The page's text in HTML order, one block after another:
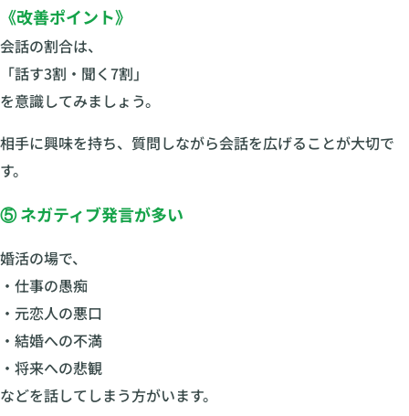
《改善ポイント》
会話の割合は、
「話す3割・聞く7割」
を意識してみましょう。
相手に興味を持ち、質問しながら会話を広げることが大切で
す。
⑤ ネガティブ発言が多い
婚活の場で、
・仕事の愚痴
・元恋人の悪口
・結婚への不満
・将来への悲観
などを話してしまう方がいます。